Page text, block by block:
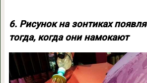
6. Рисунок на зонтиках
тогда, когда они намокают